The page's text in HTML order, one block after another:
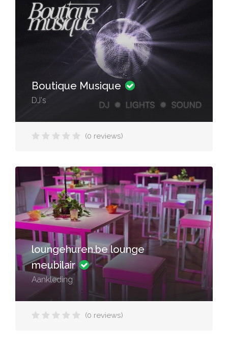
Boutique Musique
DJ's
(0 reviews)
loungehuren.be lounge
meubilair
Aankleding
(0 reviews)